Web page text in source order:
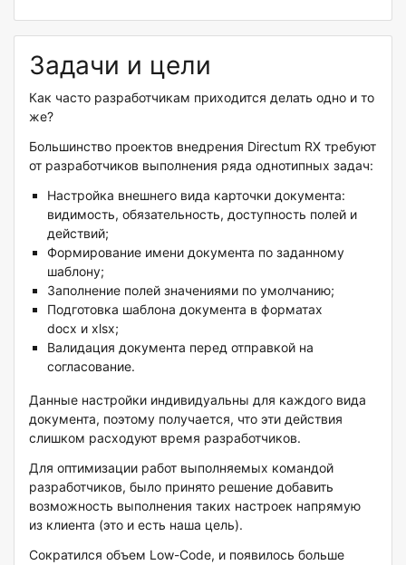
Задачи и цели
Как часто разработчикам приходится делать одно и то
же?
Большинство проектов внедрения Directum RX требуют
от разработчиков выполнения ряда однотипных задач:
Настройка внешнего вида карточки документа:
видимость, обязательность, доступность полей и
действий;
Формирование имени документа по заданному
шаблону;
Заполнение полей значениями по умолчанию;
Подготовка шаблона документа в форматах
docx и xlsx;
Валидация документа перед отправкой на
согласование.
Данные настройки индивидуальны для каждого вида
документа, поэтому получается, что эти действия
слишком расходуют время разработчиков.
Для оптимизации работ выполняемых командой
разработчиков, было принято решение добавить
возможность выполнения таких настроек напрямую
из клиента (это и есть наша цель).
Сократился объем Low-Code, и появилось больше